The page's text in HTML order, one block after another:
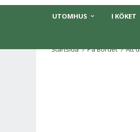
UTOMHUS I KÖKET
Startsida
På Bordet Att